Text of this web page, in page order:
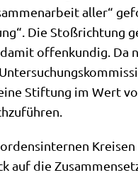
aller“
Die Stoß­rich­tung
offen­kun­dig. Da
Stif­tung im Wert
auf die